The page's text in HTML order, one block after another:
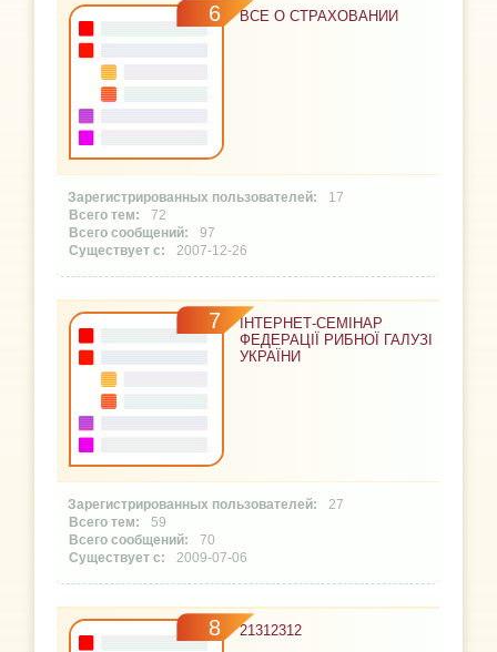
6 ВСЕ О СТРАХОВАНИИ
17
72
97
2007-12-26
7
ІНТЕРНЕТ-СЕМІНАР
ФЕДЕРАЦІЇ РИБНОЇ ГАЛУЗІ
УКРАЇНИ
27
59
70
2009-07-06
8 21312312